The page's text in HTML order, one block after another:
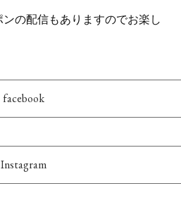
facebook
Instagram